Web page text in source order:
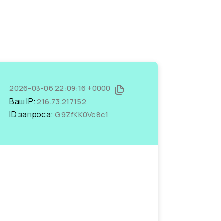
2026-08-06 22:09:16 +0000
Ваш IP:216.73.217.152
ID запроса:G9ZfKK0Vc8c1